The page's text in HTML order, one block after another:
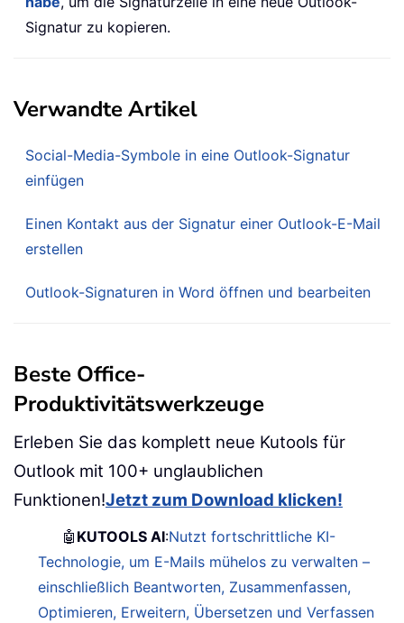
Signatur zu kopieren.
Verwandte Artikel
Social-Media-Symbole in eine Outlook-Signatur
einfügen
Einen Kontakt aus der Signatur einer Outlook-E-Mail
erstellen
Outlook-Signaturen in Word öffnen und bearbeiten
Beste Office-
Produktivitätswerkzeuge
Erleben Sie das komplett neue Kutools für
Outlook mit 100+ unglaublichen
Funktionen!Jetzt zum Download klicken!
🤖 KUTOOLS AI:Nutzt fortschrittliche KI-
Technologie, um E-Mails mühelos zu verwalten –
einschließlich Beantworten, Zusammenfassen,
Optimieren, Erweitern, Übersetzen und Verfassen